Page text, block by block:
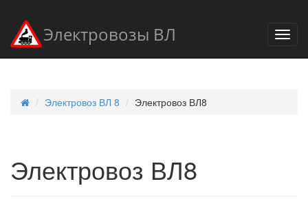
Электровозы ВЛ
Электровоз ВЛ 8 Электровоз ВЛ8
Электровоз ВЛ8